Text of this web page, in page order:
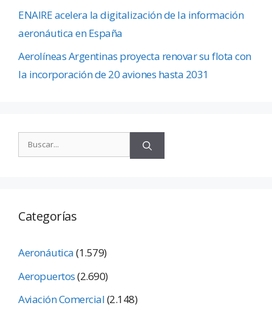
ENAIRE acelera la digitalización de la información
aeronáutica en España
Aerolíneas Argentinas proyecta renovar su flota con
la incorporación de 20 aviones hasta 2031
Categorías
Aeronáutica(1.579)
Aeropuertos(2.690)
Aviación Comercial(2.148)